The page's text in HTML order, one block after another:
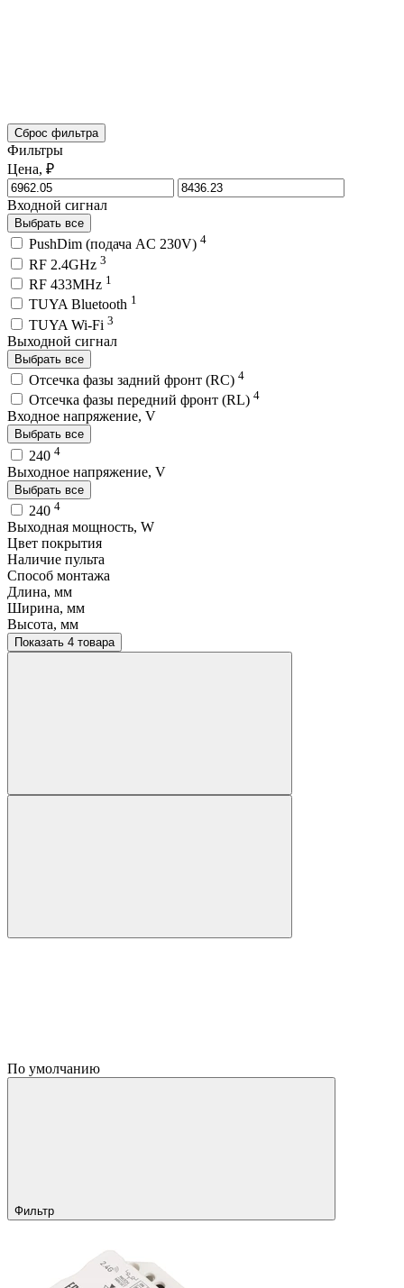
Сброс фильтра
Фильтры
Цена, ₽
Входной сигнал
Выбрать все
PushDim (подача AC 230V) 4
RF 2.4GHz 3
RF 433MHz 1
TUYA Bluetooth 1
TUYA Wi-Fi 3
Выходной сигнал
Выбрать все
Отсечка фазы задний фронт (RC) 4
Отсечка фазы передний фронт (RL) 4
Входное напряжение, V
Выбрать все
240 4
Выходное напряжение, V
Выбрать все
240 4
Выходная мощность, W
Цвет покрытия
Наличие пульта
Способ монтажа
Длина, мм
Ширина, мм
Высота, мм
Показать 4 товара
По умолчанию
Фильтр